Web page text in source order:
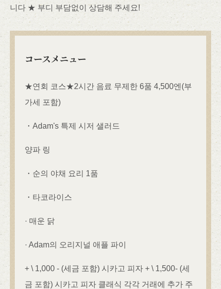
니다 ★ 부디 부담없이 상담해 주세요!
コースメニュー
★연회 코스★2시간 음료 무제한 6품 4,500엔(부
가세 포함)
・Adam's 특제 시저 샐러드
양파 링
・순의 야채 요리 1품
・타코라이스
· 매운 닭
· Adam의 오리지널 애플 파이
+ \ 1,000 - (세금 포함) 시카고 피자 + \ 1,500- (세
금 포함) 시카고 피자 클래식 각각 거래에 추가 주